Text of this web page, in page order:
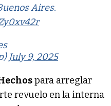
Aires.
July 9, 2025
para arreglar
revuelo en la interna